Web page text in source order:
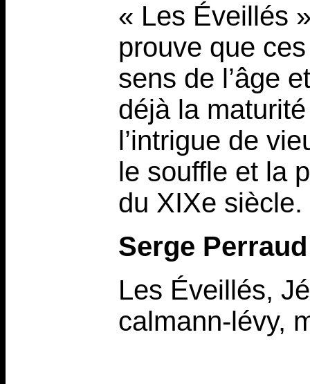
« Les Éveillés
prouve que
sens de l’âge
déjà la
l’intrigue de
le souffle et la
du XIXe siècle.
Serge Perraud
Les Éveillés,
calmann-lévy,